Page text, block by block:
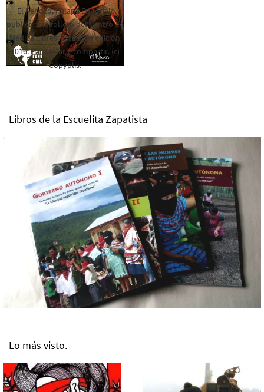
El Rebozo, Palapa Editorial,
publica este folleto del Centro de
Medios Libres. Esta es la edición
2016. Para rolar y compartir. (c)
Copyplis.
Libros de la Escuelita Zapatista
Lo más visto.